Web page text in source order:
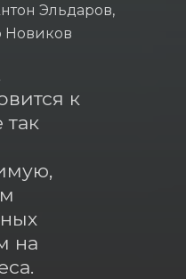
Эльдаров,
Новиков
к
на